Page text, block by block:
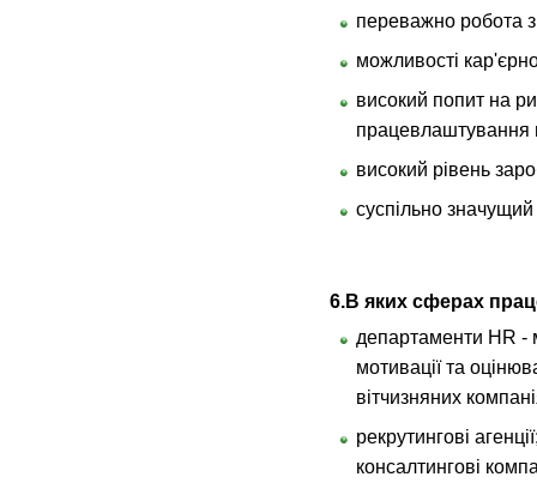
переважно робота
можливості
високий попит на
працевлаштування
високий рівень
суспільно значущий
6.В яких сферах
департаменти НR -
мотивації та
вітчизняних
рекрутингові
консалтингові